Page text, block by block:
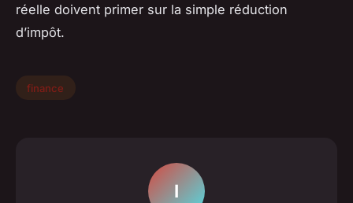
réelle doivent primer sur la simple réduction
d’impôt.
finance
I